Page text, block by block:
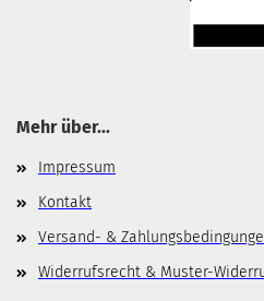
Mehr über...
Impressum
Kontakt
Versand- &
Widerrufsrecht & Muster-